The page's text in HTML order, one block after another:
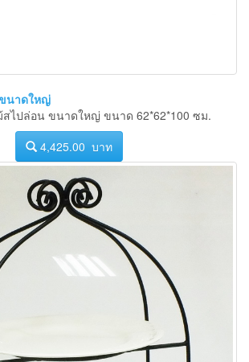
นาดใหญ่
สไปล่อน ขนาดใหญ่ ขนาด 62*62*100 ซม.
4,425.00 บาท